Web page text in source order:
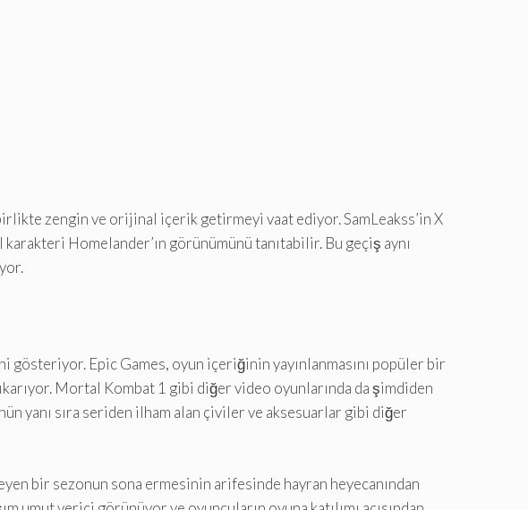
zengin ve orijinal içerik getirmeyi vaat ediyor. SamLeakss’in X
Homelander’ın görünümünü tanıtabilir. Bu geçiş aynı
Epic Games, oyun içeriğinin yayınlanmasını popüler bir
Mortal Kombat 1 gibi diğer video oyunlarında da şimdiden
yanı sıra seriden ilham alan çiviler ve aksesuarlar gibi diğer
bir sezonun sona ermesinin arifesinde hayran heyecanından